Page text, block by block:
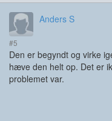
Anders S
#5
Den er begyndt og virke
hæve den helt op. Det er
problemet var.